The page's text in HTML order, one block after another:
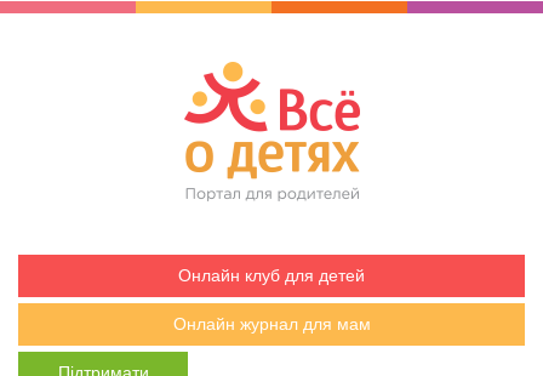
Онлайн клуб для детей
Онлайн журнал для мам